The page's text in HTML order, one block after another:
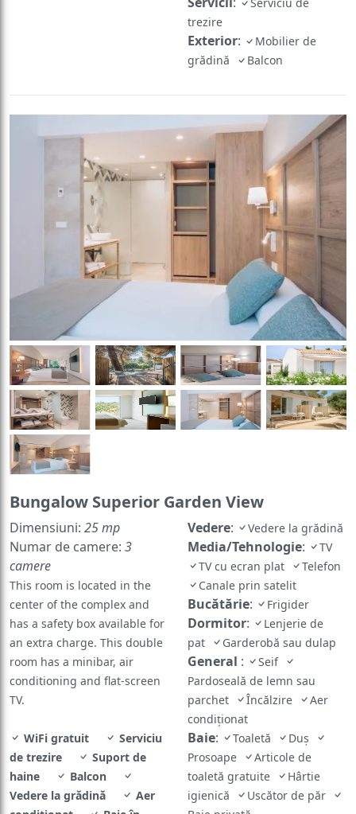
Serviciu de
trezire
Exterior:
Mobilier de
grădină
Balcon
Bungalow Superior Garden View
Dimensiuni: 25 mp
Numar de camere: 3
camere
This room is located in the
center of the complex and
has a safety box available for
an extra charge. This double
room has a minibar, air
conditioning and flat-screen
TV.
WiFi gratuit
Serviciu
de trezire
Suport de
haine
Balcon
Vedere la grădină
Aer
Vedere: Vedere la grădină
Media/Tehnologie:
TV
TV cu ecran plat
Telefon
Canale prin satelit
Bucătărie: Frigider
Dormitor:
Lenjerie de
pat
Garderobă sau dulap
General :
Seif
Pardoseală de lemn sau
parchet
Încălzire
Aer
condiţionat
Baie: Toaletă
Duş
Prosoape
Articole de
toaletă gratuite
Hârtie
igienică
Uscător de păr